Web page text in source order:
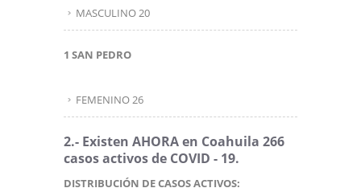
MASCULINO 20
1 SAN PEDRO
FEMENINO 26
2.- Existen AHORA en Coahuila 266
casos activos de COVID - 19.
DISTRIBUCIÓN DE CASOS ACTIVOS: